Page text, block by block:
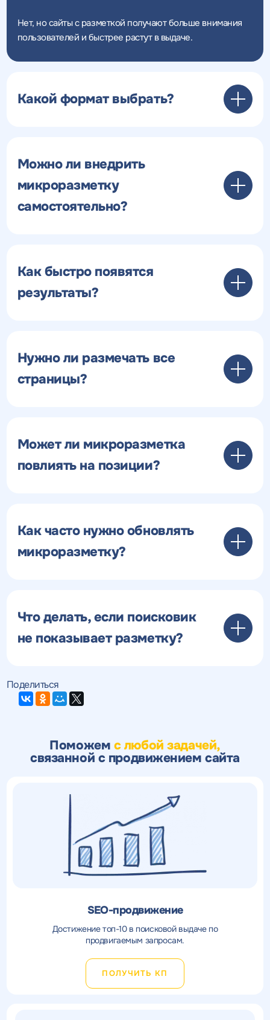
Нет, но сайты с разметкой получают больше внимания
пользователей и быстрее растут в выдаче.
Какой формат выбрать?
Можно ли внедрить
микроразметку
самостоятельно?
Как быстро появятся
результаты?
Нужно ли размечать все
страницы?
Может ли микроразметка
повлиять на позиции?
Как часто нужно обновлять
микроразметку?
Что делать, если поисковик
не показывает разметку?
Поделиться
Поможем с любой задачей,
связанной с продвижением сайта
SEO-продвижение
Достижение топ-10 в поисковой выдаче по
продвигаемым запросам.
ПОЛУЧИТЬ КП